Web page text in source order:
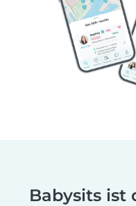
Babysits ist